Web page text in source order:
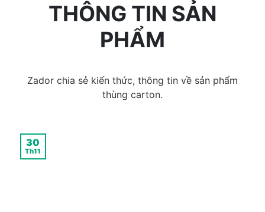
THÔNG TIN SẢN
PHẨM
Zador chia sẻ kiến thức, thông tin về sản phẩm
thùng carton.
30
Th11